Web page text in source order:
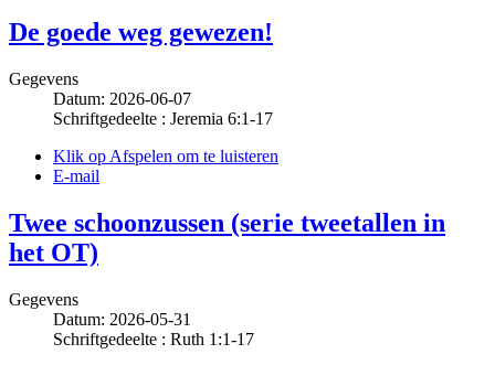
De goede weg gewezen!
Gegevens
Datum: 2026-06-07
Schriftgedeelte : Jeremia 6:1-17
Klik op Afspelen om te luisteren
E-mail
Twee schoonzussen (serie tweetallen in
het OT)
Gegevens
Datum: 2026-05-31
Schriftgedeelte : Ruth 1:1-17